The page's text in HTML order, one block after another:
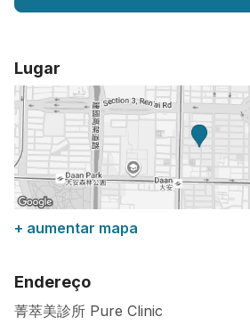
Lugar
+ aumentar mapa
Endereço
菁萃美診所 Pure Clinic